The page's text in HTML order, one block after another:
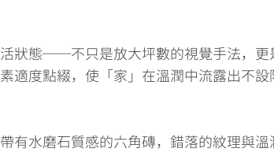
狀態──不只是放大坪數的視覺手法，
度點綴，使「家」在溫潤中流露出不設
有水磨石質感的六角磚，錯落的紋理與